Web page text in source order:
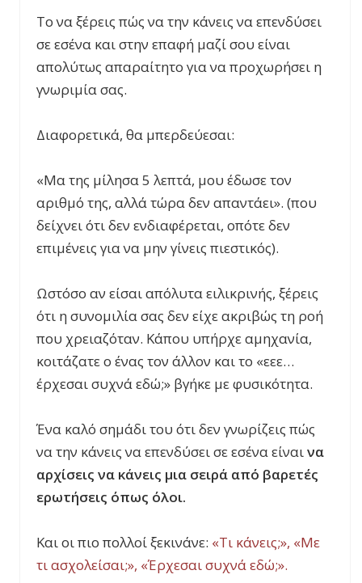
Το να ξέρεις πώς να την κάνεις να επενδύσει
σε εσένα και στην επαφή μαζί σου είναι
απολύτως απαραίτητο για να προχωρήσει η
γνωριμία σας.
Διαφορετικά, θα μπερδεύεσαι:
«Μα της μίλησα 5 λεπτά, μου έδωσε τον
αριθμό της, αλλά τώρα δεν απαντάει». (που
δείχνει ότι δεν ενδιαφέρεται, οπότε δεν
επιμένεις για να μην γίνεις πιεστικός).
Ωστόσο αν είσαι απόλυτα ειλικρινής, ξέρεις
ότι η συνομιλία σας δεν είχε ακριβώς τη ροή
που χρειαζόταν. Κάπου υπήρχε αμηχανία,
κοιτάζατε ο ένας τον άλλον και το «εεε…
έρχεσαι συχνά εδώ;» βγήκε με φυσικότητα.
Ένα καλό σημάδι του ότι δεν γνωρίζεις πώς
να την κάνεις να επενδύσει σε εσένα είναινα
αρχίσεις να κάνεις μια σειρά από βαρετές
ερωτήσεις όπως όλοι.
Και οι πιο πολλοί ξεκινάνε: «Τι κάνεις;», «Με
τι ασχολείσαι;», «Έρχεσαι συχνά εδώ;».